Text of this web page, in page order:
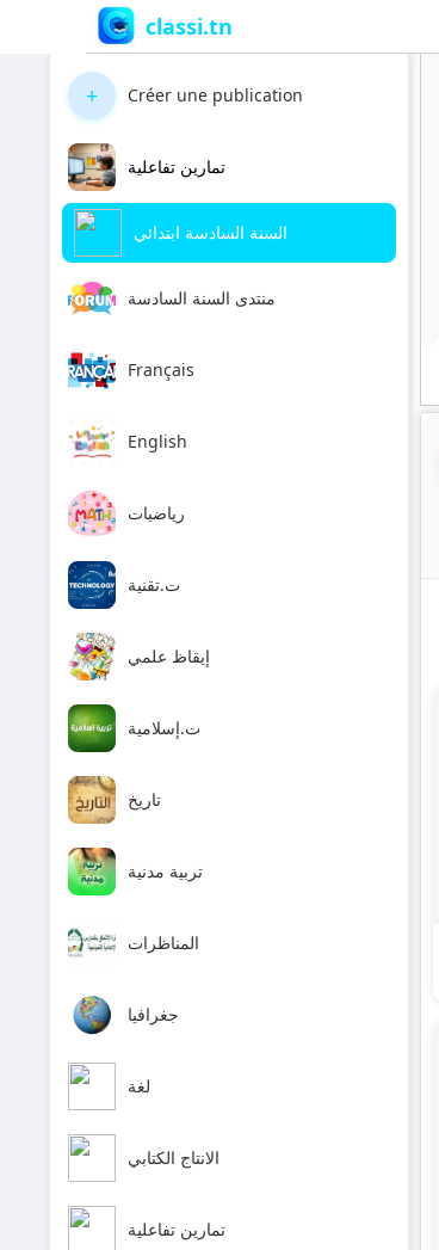
classi.tn
+ Créer une publication
تمارين تفاعلية
السنة السادسة ابتدائي
منتدى السنة السادسة
Français
English
رياضيات
ت.تقنية
إيقاظ علمي
ت.إسلامية
تاريخ
تربية مدنية
المناظرات
جغرافيا
لغة
الانتاج الكتابي
تمارين تفاعلية